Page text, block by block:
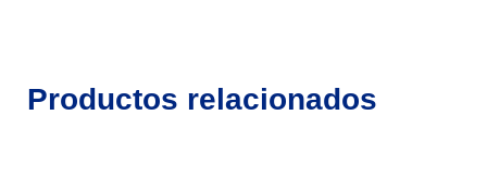
Productos relacionados